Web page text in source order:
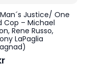
Justice/ One
Cop – Michael
Rene Russo,
LaPaglia